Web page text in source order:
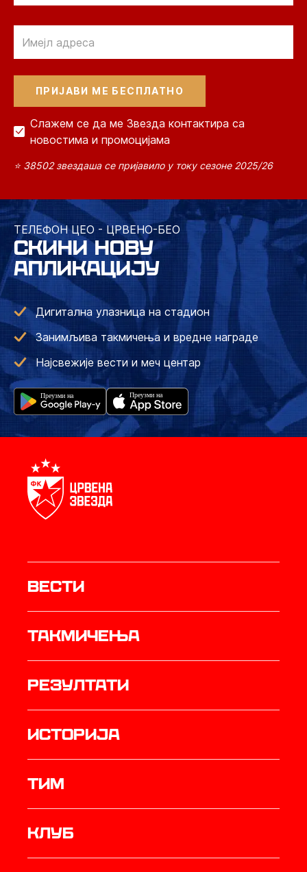
Слажем се да ме Звезда контактира са
новостима и промоцијама
⭐ 38502 звездаша се пријавило у току сезоне 2025/26
ТЕЛЕФОН ЦЕО - ЦРВЕНО-БЕО
СКИНИ НОВУ
АПЛИКАЦИЈУ
Дигитална улазница на стадион
Занимљива такмичења и вредне награде
Најсвежије вести и меч центар
Вести
Такмичења
резултати
историја
ТИМ
Клуб